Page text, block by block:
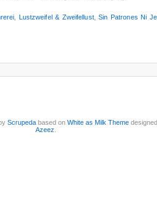
Lustzweifel & Zweifellust,Sin Patrones Ni
Scrupeda based onWhite as Milk Theme
Azeez